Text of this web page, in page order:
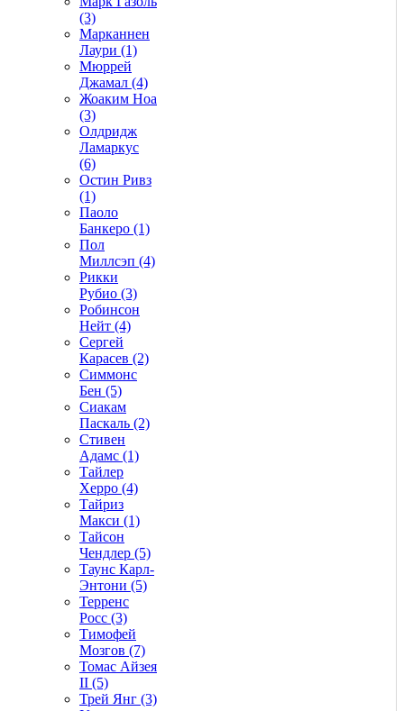
(3)
Марканнен
Лаури (1)
Мюррей
Джамал (4)
Жоаким Ноа
(3)
Олдридж
Ламаркус
(6)
Остин Ривз
(1)
Паоло
Банкеро (1)
Пол
Миллсэп (4)
Рикки
Рубио (3)
Робинсон
Нейт (4)
Сергей
Карасев (2)
Симмонс
Бен (5)
Сиакам
Паскаль (2)
Стивен
Адамс (1)
Тайлер
Херро (4)
Тайриз
Макси (1)
Тайсон
Чендлер (5)
Таунс Карл-
Энтони (5)
Терренс
Росс (3)
Тимофей
Мозгов (7)
Томас Айзея
II (5)
Трей Янг (3)